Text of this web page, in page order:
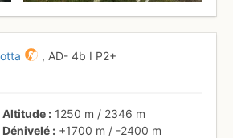
, AD-4b I P2+
Altitude 1250 m / 2346 m
Dénivelé
+1700 m / -2400 m